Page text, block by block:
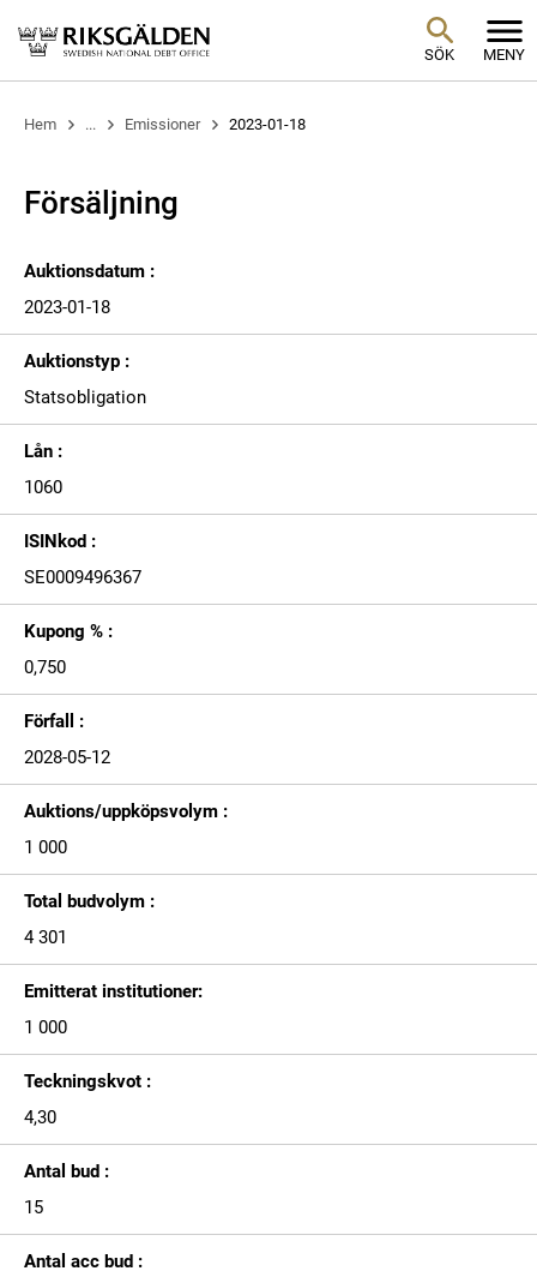
SÖK MENY
Hem ... Emissioner 2023-01-18
Försäljning
Auktionsdatum :
2023-01-18
Auktionstyp :
Statsobligation
Lån :
1060
ISINkod :
SE0009496367
Kupong % :
0,750
Förfall :
2028-05-12
Auktions/uppköpsvolym :
1 000
Total budvolym :
4 301
Emitterat institutioner:
1 000
Teckningskvot :
4,30
Antal bud :
15
Antal acc bud :